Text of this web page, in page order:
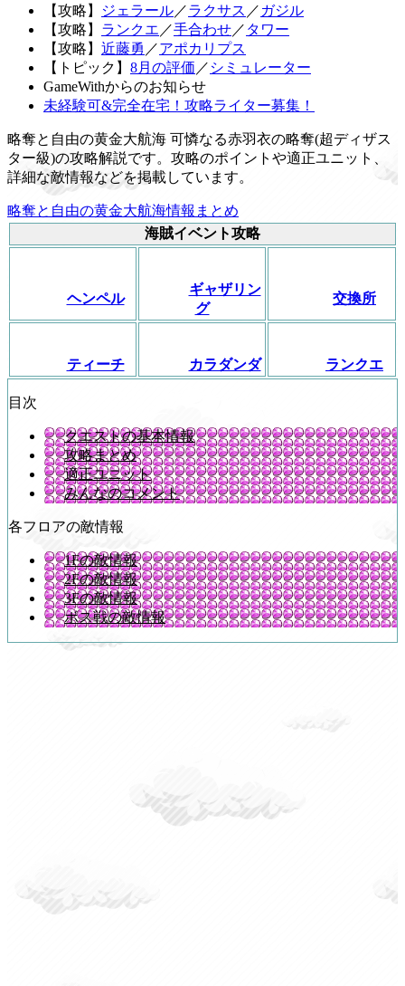
【攻略】
ジェラール／ラクサス ／ ガジル
【攻略】 ランクエ ／手合わせ／ タワー
【攻略】 近藤勇 ／アポカリプス
【トピック】 8月の評価 ／ シミュレーター
GameWithからのお知らせ
未経験可&完全在宅！攻略ライター募集！
略奪と自由の黄金大航海 可憐なる赤羽衣の略奪(超ディザス
ター級)の攻略解説です。攻略のポイントや適正ユニット、
詳細な敵情報などを掲載しています。
略奪と自由の黄金大航海情報まとめ
海賊イベント攻略
ヘンペル
ギャザリン
グ
交換所
ティーチ カラダンダ ランクエ
目次
クエストの基本情報
攻略まとめ
適正ユニット
みんなのコメント
各フロアの敵情報
1Fの敵情報
2Fの敵情報
3Fの敵情報
ボス戦の敵情報